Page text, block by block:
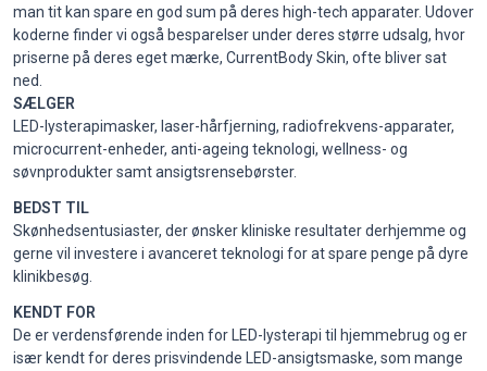
man tit kan spare en god sum på deres high-tech apparater. Udover
koderne finder vi også besparelser under deres større udsalg, hvor
priserne på deres eget mærke, CurrentBody Skin, ofte bliver sat
ned.
SÆLGER
LED-lysterapimasker, laser-hårfjerning, radiofrekvens-apparater,
microcurrent-enheder, anti-ageing teknologi, wellness- og
søvnprodukter samt ansigtsrensebørster.
BEDST TIL
Skønhedsentusiaster, der ønsker kliniske resultater derhjemme og
gerne vil investere i avanceret teknologi for at spare penge på dyre
klinikbesøg.
KENDT FOR
De er verdensførende inden for LED-lysterapi til hjemmebrug og er
især kendt for deres prisvindende LED-ansigtsmaske, som mange